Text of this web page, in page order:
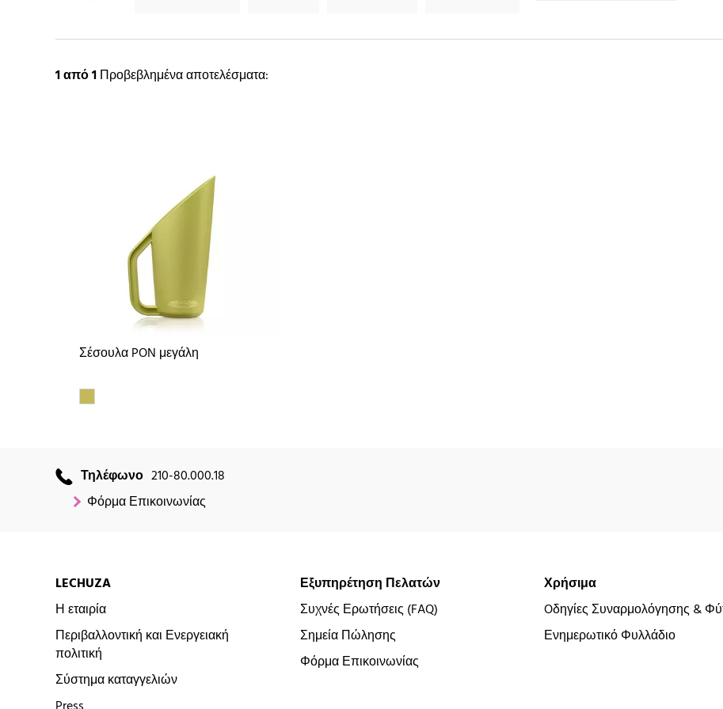
1από 1Προβεβλημένα αποτελέσματα:
Σέσουλα PON μεγάλη
Τηλέφωνο 210-80.000.18
Φόρμα Επικοινωνίας
LECHUZA
Η εταιρία
Περιβαλλοντική και Ενεργειακή
πολιτική
Σύστημα καταγγελιών
Εξυπηρέτηση Πελατών
Συχνές Ερωτήσεις (FAQ)
Σημεία Πώλησης
Φόρμα Επικοινωνίας
Χρήσιμα
Oδηγίες Συναρμολόγησης &
Ενημερωτικό Φυλλάδιο